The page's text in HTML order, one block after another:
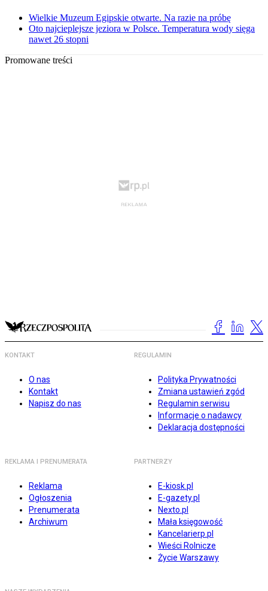
Wielkie Muzeum Egipskie otwarte. Na razie na próbę
Oto najcieplejsze jeziora w Polsce. Temperatura wody sięga
nawet 26 stopni
Promowane treści
KONTAKT
O nas
Kontakt
Napisz do nas
REGULAMIN
Polityka Prywatności
Zmiana ustawień zgód
Regulamin serwisu
Informacje o nadawcy
Deklaracja dostępności
REKLAMA I PRENUMERATA
Reklama
Ogłoszenia
Prenumerata
Archiwum
PARTNERZY
E-kiosk.pl
E-gazety.pl
Nexto.pl
Mała księgowość
Kancelarierp.pl
Wieści Rolnicze
Życie Warszawy